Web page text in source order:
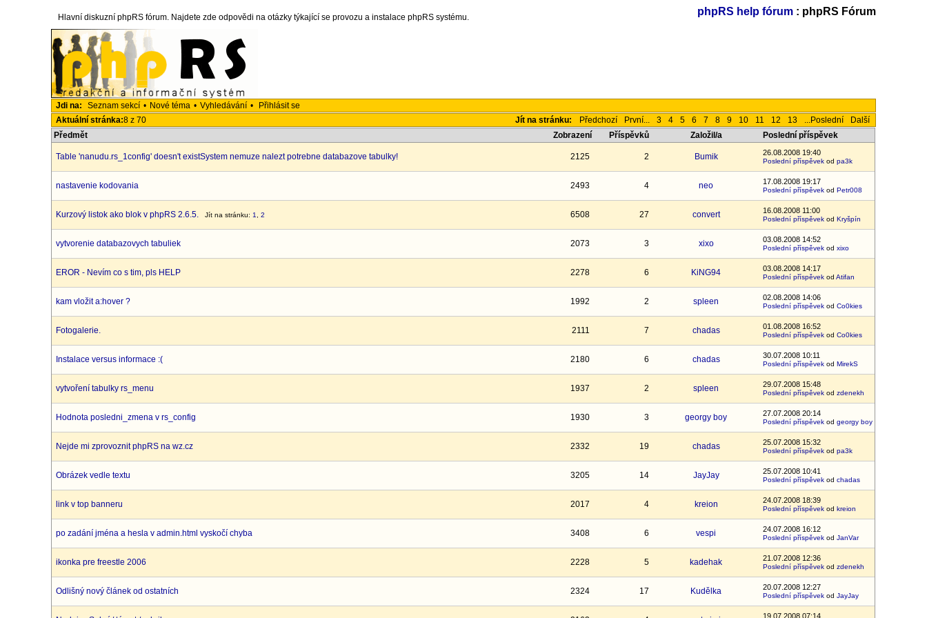
phpRS help fórum: phpRS Fórum
Hlavní diskuzní phpRS fórum. Najdete zde odpovědi na otázky týkající se provozu a instalace phpRS systému.
Jdi na: Seznam sekcí • Nové téma • Vyhledávání •
Přihlásit se
Jít na stránku:
Předchozí První... 3 4 5 6 7 8 9 10 11 12 13 ...Poslední Další
Aktuální stránka:8 z 70
Předmět
Zobrazení Příspěvků Založil/a Poslední příspěvek
Table 'nanudu.rs_1config' doesn't existSystem nemuze nalezt potrebne databazove tabulky! 2125 2 Bumik 26.08.2008 19:40
Poslední příspěvek odpa3k
nastavenie kodovania 2493 4 neo 17.08.2008 19:17
Poslední příspěvek odPetr008
Kurzový listok ako blok v phpRS 2.6.5. Jít na stránku: 1 ,2 6508 27 convert 16.08.2008 11:00
Poslední příspěvek odKryšpín
vytvorenie databazovych tabuliek 2073 3 xixo 03.08.2008 14:52
Poslední příspěvek odxixo
EROR - Nevím co s tim, pls HELP 2278 6 KiNG94 03.08.2008 14:17
Poslední příspěvek odAtifan
kam vložit a:hover ? 1992 2 spleen 02.08.2008 14:06
Poslední příspěvek odCo0kies
Fotogalerie. 2111 7 chadas 01.08.2008 16:52
Poslední příspěvek odCo0kies
Instalace versus informace :( 2180 6 chadas 30.07.2008 10:11
Poslední příspěvek odMirekS
vytvoření tabulky rs_menu 1937 2 spleen 29.07.2008 15:48
Poslední příspěvek odzdenekh
Hodnota posledni_zmena v rs_config 1930 3 georgy boy 27.07.2008 20:14
Poslední příspěvek odgeorgy boy
Nejde mi zprovoznit phpRS na wz.cz 2332 19 chadas 25.07.2008 15:32
Poslední příspěvek odpa3k
Obrázek vedle textu 3205 14 JayJay 25.07.2008 10:41
Poslední příspěvek odchadas
link v top banneru 2017 4 kreion 24.07.2008 18:39
Poslední příspěvek odkreion
po zadání jména a hesla v admin.html vyskočí chyba 3408 6 vespi 24.07.2008 16:12
Poslední příspěvek odJanVar
ikonka pre freestle 2006 2228 5 kadehak 21.07.2008 12:36
Poslední příspěvek odzdenekh
Odlišný nový článek od ostatních 2324 17 Kudělka 20.07.2008 12:27
Poslední příspěvek odJayJay
19.07.2008 07:14